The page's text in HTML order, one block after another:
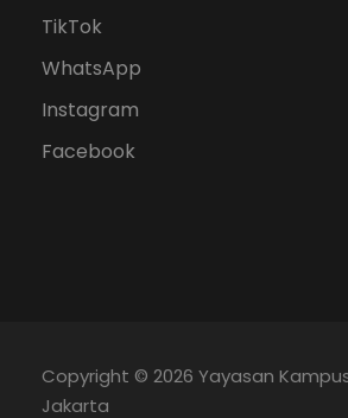
TikTok
WhatsApp
Instagram
Facebook
Copyright © 2026 Yayasan
Jakarta